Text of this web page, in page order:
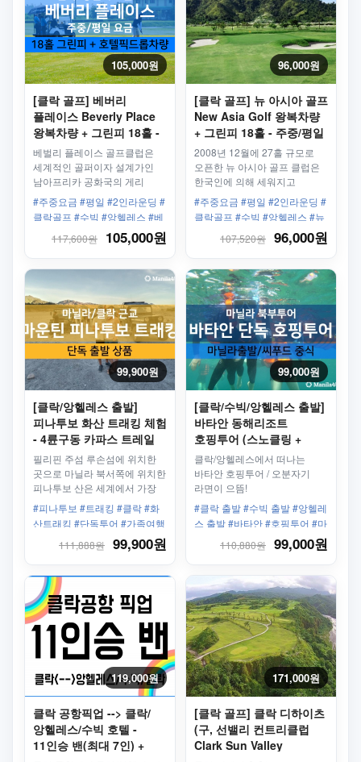
105,000원
[클락 골프] 베버리
플레이스 Beverly Place
왕복차량 + 그린피 18홀 -
주중/평일
베벌리 플레이스 골프클럽은
세계적인 골퍼이자 설계가인
남아프리카 공화국의 게리
플레이어(Gary Player)의
디자인으로 조성 되어졌는데
2009년에 9홀을 개장하여
운영하다 최근 9홀을 더
챔피언십의 골프 코스로 알려져
있습니다!
#주중요금 #평일 #2인라운딩 #
클락골프 #수빅 #앙헬레스 #베
버리플레이스 #왕복차량 #앙헬
레스골프
117,600원 105,000원
96,000원
[클락 골프] 뉴 아시아 골프
New Asia Golf 왕복차량
+ 그린피 18홀 - 주중/평일
2008년 12월에 27홀 규모로
오픈한 뉴 아시아 골프 클럽은
한국인에 의해 세워지고
한국인에 의해 운영되고
있는만큼 필리핀속 한국인을
위한 최상골프 라운딩 및
서비스를 즐길수 있습니다
#주중요금 #평일 #2인라운딩 #
클락골프 #수빅 #앙헬레스 #뉴
107,520원 96,000원
99,900원
[클락/앙헬레스 출발]
피나투보 화산 트래킹 체험
- 4륜구동 카파스 트레일
데이투어
필리핀 주섬 루손섬에 위치한
곳으로 마닐라 북서쪽에 위치한
피나투보 산은 세계에서 가장
아름다운 화산 중에 하나로,
해발 4,875피트 이며, 풍부한
동식물을 볼수 있습니다. <br>
점심 도시락은 메뉴에서 추가
#피나투보 #트래킹 #클락 #화
산트래킹 #단독투어 #가족여행
추천 #대자연 #클락출발 #앙헬
레스출발 #호텔픽드롭포함
111,888원 99,900원
99,000원
[클락/수빅/앙헬레스 출발]
바타안 동해리조트
호핑투어 (스노클링 +
선상낚시 + 보트 + 씨푸드
중식)
클락/앙헬레스에서 떠나는
바타안 호핑투어 / 오분자기
라면이 으뜸!
#클락 출발 #수빅 출발 #앙헬레
스 출발 #바타안 #호핑투어 #마
닐라호핑투어 #씨푸드중식 #동
110,880원 99,000원
119,000원
클락 공항픽업 --> 클락/
앙헬레스/수빅 호텔 -
11인승 밴(최대 7인) +
171,000원
[클락 골프] 클락 디하이츠
(구, 선밸리 컨트리클럽
Clark Sun Valley